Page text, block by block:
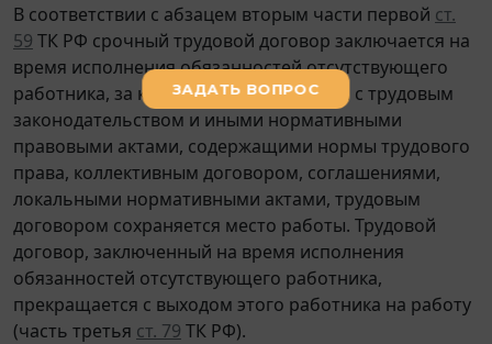
В соответствии с абзацем вторым части первой ст.
59 ТК РФ срочный трудовой договор заключается на
время исполнения обязанностей отсутствующего
работника, за которым в соответствии с трудовым
законодательством и иными нормативными
правовыми актами, содержащими нормы трудового
права, коллективным договором, соглашениями,
локальными нормативными актами, трудовым
договором сохраняется место работы. Трудовой
договор, заключенный на время исполнения
обязанностей отсутствующего работника,
прекращается с выходом этого работника на работу
(часть третья ст. 79 ТК РФ).